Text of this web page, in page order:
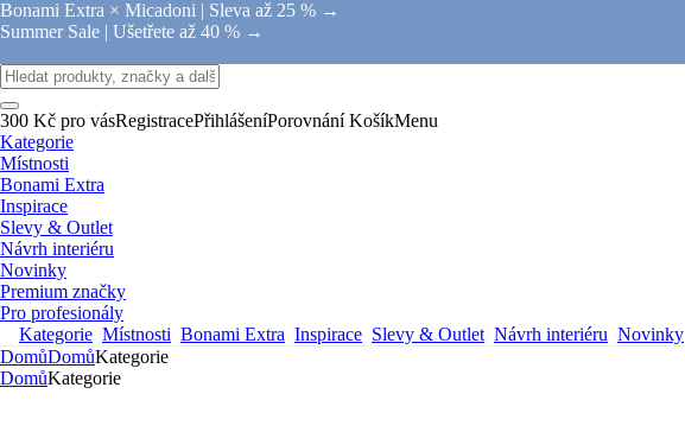
Bonami Extra × Micadoni | Sleva až 25 % →
Summer Sale | Ušetřete až 40 % →
300 Kč pro vásRegistracePřihlášeníPorovnání KošíkMenu
Kategorie
Místnosti
Bonami Extra
Inspirace
Slevy & Outlet
Návrh interiéru
Novinky
Premium značky
Pro profesionály
Kategorie Místnosti Bonami Extra Inspirace Slevy & Outlet Návrh interiéru Novinky
DomůDomůKategorie
DomůKategorie